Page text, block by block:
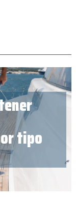
tipo